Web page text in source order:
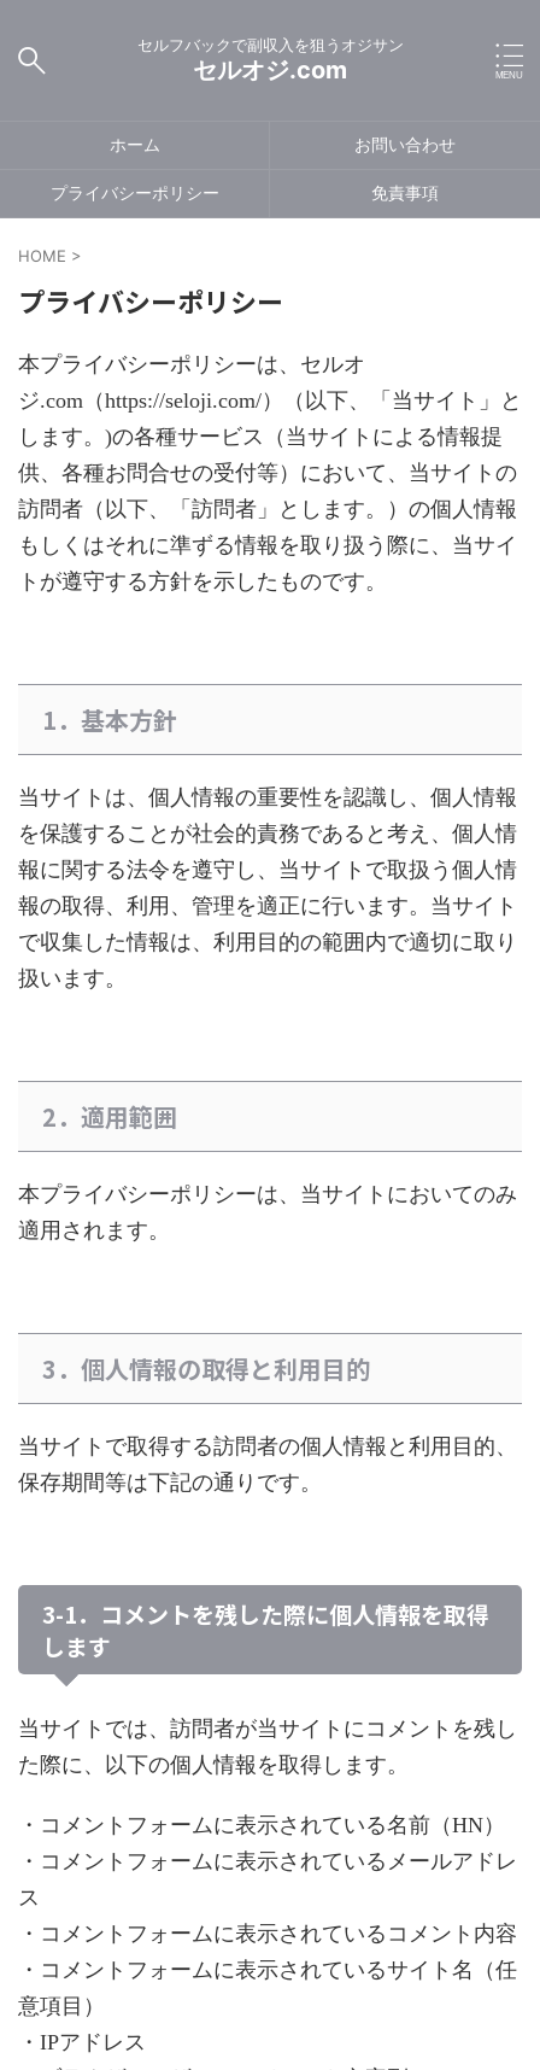
セルフバックで副収入を狙うオジサン
セルオジ.com
ホーム お問い合わせ
プライバシーポリシー 免責事項
HOME >
プライバシーポリシー
本プライバシーポリシーは、セルオ
ジ.com（https://seloji.com/）（以下、「当サイト」と
します。)の各種サービス（当サイトによる情報提
供、各種お問合せの受付等）において、当サイトの
訪問者（以下、「訪問者」とします。）の個人情報
もしくはそれに準ずる情報を取り扱う際に、当サイ
トが遵守する方針を示したものです。
1．基本方針
当サイトは、個人情報の重要性を認識し、個人情報
を保護することが社会的責務であると考え、個人情
報に関する法令を遵守し、当サイトで取扱う個人情
報の取得、利用、管理を適正に行います。当サイト
で収集した情報は、利用目的の範囲内で適切に取り
扱います。
2．適用範囲
本プライバシーポリシーは、当サイトにおいてのみ
適用されます。
3．個人情報の取得と利用目的
当サイトで取得する訪問者の個人情報と利用目的、
保存期間等は下記の通りです。
3-1．コメントを残した際に個人情報を取得
します
当サイトでは、訪問者が当サイトにコメントを残し
た際に、以下の個人情報を取得します。
・コメントフォームに表示されている名前（HN）
・コメントフォームに表示されているメールアドレ
ス
・コメントフォームに表示されているコメント内容
・コメントフォームに表示されているサイト名（任
意項目）
・IPアドレス